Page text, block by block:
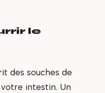
le
des souches de
intestin. Un